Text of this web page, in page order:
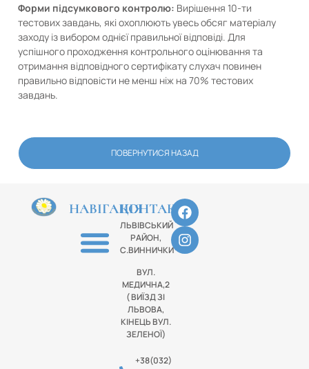
Форми підсумкового контролю: Вирішення 10-ти
тестових завдань, які охоплюють увесь обсяг матеріалу
заходу із вибором однієї правильної відповіді. Для
успішного проходження контрольного оцінювання та
отримання відповідного сертифікату слухач повинен
правильно відповісти не менш ніж на 70% тестових
завдань.
ПОВЕРНУТИСЯ НАЗАД
НАВІГАЦІЯКОНТАКТИ
ЛЬВІВСЬКИЙ
РАЙОН,
С.ВИННИЧКИ
ВУЛ.
МЕДИЧНА,2
( ВИЇЗД ЗІ
ЛЬВОВА,
КІНЕЦЬ ВУЛ.
ЗЕЛЕНОЇ)
+38(032)